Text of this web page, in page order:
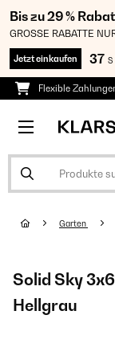
Bis zu 29 %
GROSSE RABATTE
Jetzt einkaufen 37 S
Flexible
Garten
Solid Sky
Hellgrau